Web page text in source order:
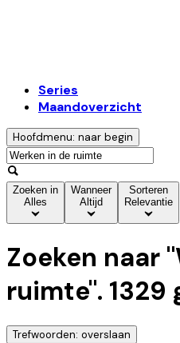
Series
Maandoverzicht
Hoofdmenu: naar begin
Zoeken in
Alles
Wanneer
Altijd
Sorteren
Relevantie
Zoeken naar "
ruimte". 1329
Trefwoorden: overslaan